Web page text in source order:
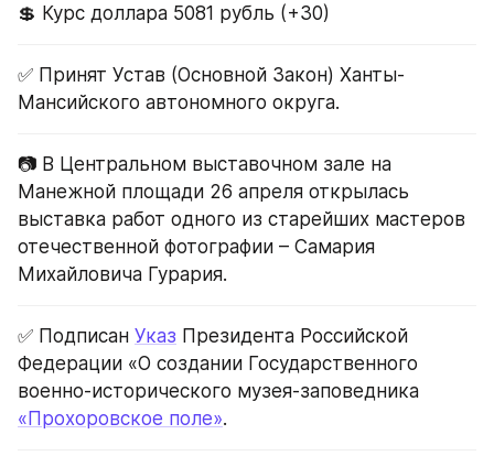
💲 Курс доллара 5081 рубль (+30)
✅ Принят Устав (Основной Закон) Ханты-
Мансийского автономного округа.
📷 В Центральном выставочном зале на
Манежной площади 26 апреля открылась
выставка работ одного из старейших мастеров
отечественной фотографии – Самария
Михайловича Гурария.
✅ Подписан Указ Президента Российской
Федерации «О создании Государственного
«Прохоровское поле».